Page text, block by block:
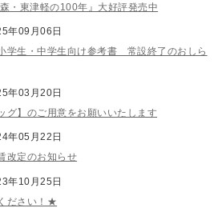
・東津軽の100年』大好評発売中
年09月06日
学生・中学生向け参考書 常設終了のおしら
年03月20日
グ】のご用意をお願いいたします
年05月22日
改定のお知らせ
年10月25日
ださい！★